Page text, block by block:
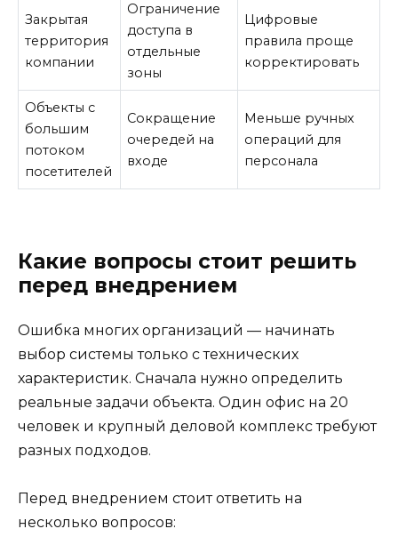
Закрытая
территория
компании
Ограничение
доступа в
отдельные
зоны
Цифровые
правила проще
корректировать
Объекты с
большим
потоком
посетителей
Сокращение
очередей на
входе
Меньше ручных
операций для
персонала
Какие вопросы стоит решить
перед внедрением
Ошибка многих организаций — начинать
выбор системы только с технических
характеристик. Сначала нужно определить
реальные задачи объекта. Один офис на 20
человек и крупный деловой комплекс требуют
разных подходов.
Перед внедрением стоит ответить на
несколько вопросов: